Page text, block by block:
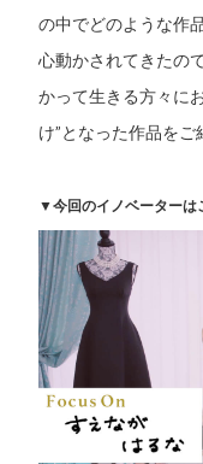
の中でどのような作
心動かされてきたの
かって生きる方々に
け”となった作品をご
▼今回のイノベーターは